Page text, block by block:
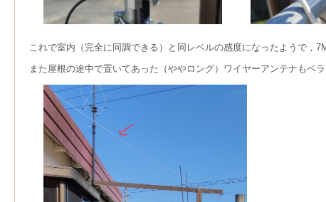
これで室内（完全に同調できる）と同レベルの感度になったようで，
また屋根の途中で置いてあった（ややロング）ワイヤーアンテナもベ